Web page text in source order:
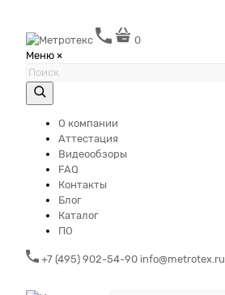
0
Меню ×
О компании
Аттестация
Видеообзоры
FAQ
Контакты
Блог
Каталог
ПО
+7 (495) 902-54-90 info@metrotex.ru